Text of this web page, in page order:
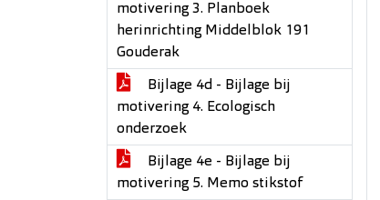
motivering 3. Planboek
herinrichting Middelblok 191
Gouderak
Bijlage 4d - Bijlage bij
motivering 4. Ecologisch
onderzoek
Bijlage 4e - Bijlage bij
motivering 5. Memo stikstof